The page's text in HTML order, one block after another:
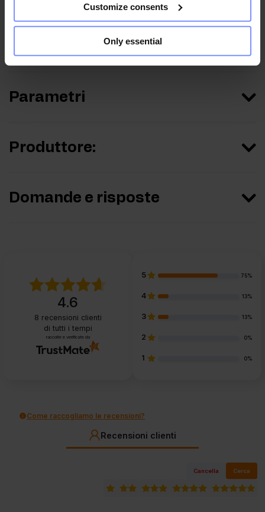
Customize consents
Only essential
Informazioni nutrizionali
Parametri
Produttore:
Domande e risposte
4.6
8 recensioni clienti
di tutti i tempi
raccolte e verificate da
5 75%
4 13%
3 13%
2 0%
1 0%
Come raccogliamo le recensioni?
Recensioni clienti
Cancella Cerca